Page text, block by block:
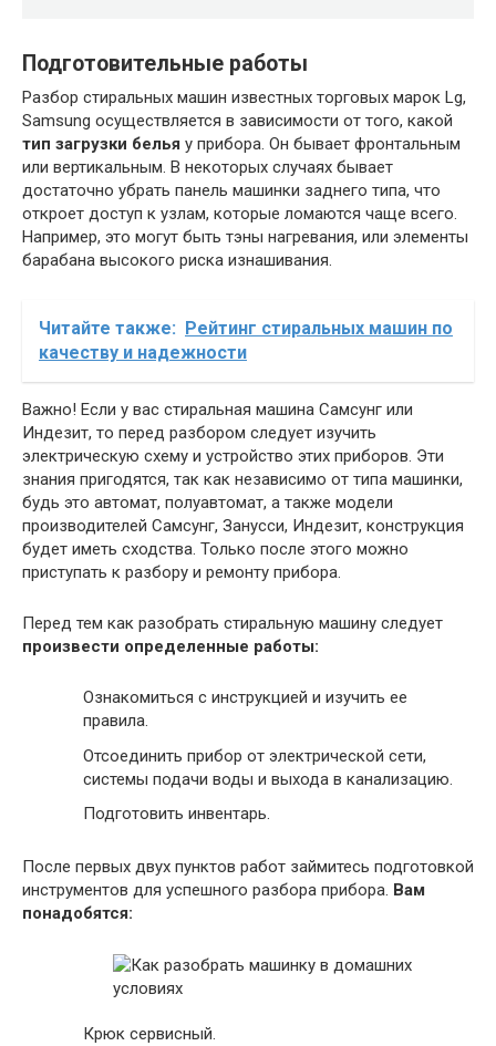
Подготовительные работы
Разбор стиральных машин известных торговых марок Lg,
Samsung осуществляется в зависимости от того, какой
тип загрузки белья у прибора. Он бывает фронтальным
или вертикальным. В некоторых случаях бывает
достаточно убрать панель машинки заднего типа, что
откроет доступ к узлам, которые ломаются чаще всего.
Например, это могут быть тэны нагревания, или элементы
барабана высокого риска изнашивания.
Читайте также: Рейтинг стиральных машин по
качеству и надежности
Важно! Если у вас стиральная машина Самсунг или
Индезит, то перед разбором следует изучить
электрическую схему и устройство этих приборов. Эти
знания пригодятся, так как независимо от типа машинки,
будь это автомат, полуавтомат, а также модели
производителей Самсунг, Занусси, Индезит, конструкция
будет иметь сходства. Только после этого можно
приступать к разбору и ремонту прибора.
Перед тем как разобрать стиральную машину следует
произвести определенные работы:
Ознакомиться с инструкцией и изучить ее
правила.
Отсоединить прибор от электрической сети,
системы подачи воды и выхода в канализацию.
Подготовить инвентарь.
После первых двух пунктов работ займитесь подготовкой
инструментов для успешного разбора прибора. Вам
понадобятся:
Крюк сервисный.